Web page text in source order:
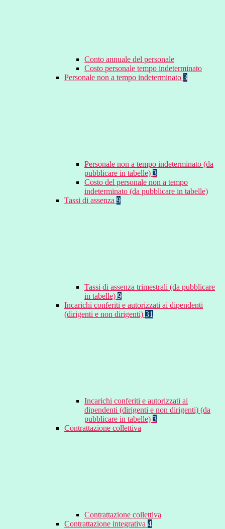
Conto annuale del personale
Costo personale tempo indeterminato
Personale non a tempo indeterminato 3
Personale non a tempo indeterminato (da
pubblicare in tabelle) 3
Costo del personale non a tempo
indeterminato (da pubblicare in tabelle)
Tassi di assenza 9
Tassi di assenza trimestrali (da pubblicare
in tabelle) 9
Incarichi conferiti e autorizzati ai dipendenti
(dirigenti e non dirigenti) 31
Incarichi conferiti e autorizzati ai
dipendenti (dirigenti e non dirigenti) (da
pubblicare in tabelle) 3
Contrattazione collettiva
Contrattazione collettiva
Contrattazione integrativa 4